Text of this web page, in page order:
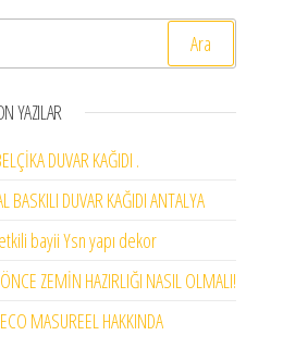
YAZILAR
DUVAR KAĞIDI .
BASKILI DUVAR KAĞIDI ANTALYA
bayii Ysn yapı dekor
ZEMİN HAZIRLIĞI NASIL OLMALI!
MASUREEL HAKKINDA